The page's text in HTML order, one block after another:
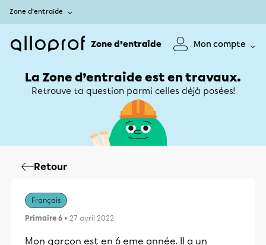
Zone d’entraide
Zone d’entraide Mon compte
La Zone d’entraide est en travaux.
Retrouve ta question parmi celles déjà posées!
Retour
Français
Primaire 6 • 27 avril 2022
Mon garçon est en 6 eme année. Il a un